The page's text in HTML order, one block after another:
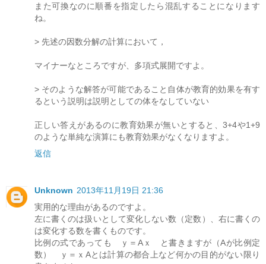
また可換なのに順番を指定したら混乱することになります
ね。
> 先述の因数分解の計算において，
マイナーなところですが、多項式展開ですよ。
> そのような解答が可能であること自体が教育的効果を有す
るという説明は説明としての体をなしていない
正しい答えがあるのに教育効果が無いとすると、3+4や1+9
のような単純な演算にも教育効果がなくなりますよ。
返信
Unknown 2013年11月19日 21:36
実用的な理由があるのですよ。
左に書くのは扱いとして変化しない数（定数）、右に書くの
は変化する数を書くものです。
比例の式であっても ｙ＝Aｘ と書きますが（Aが比例定
数） ｙ＝ｘAとは計算の都合上など何かの目的がない限り